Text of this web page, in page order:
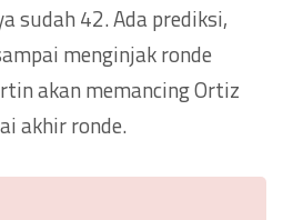
sudah 42. Ada prediksi,
menginjak ronde
akan memancing Ortiz
akhir ronde.